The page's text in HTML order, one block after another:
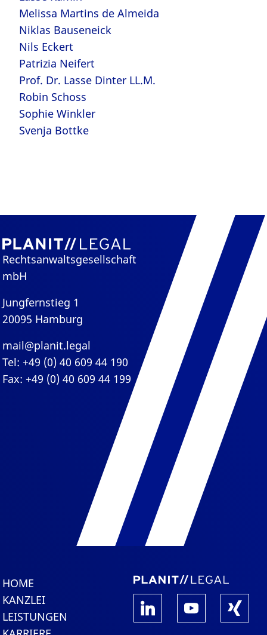
Melissa Martins de Almeida
Niklas Bauseneick
Nils Eckert
Patrizia Neifert
Prof. Dr. Lasse Dinter LL.M.
Robin Schoss
Sophie Winkler
Svenja Bottke
Rechtsanwaltsgesellschaft
mbH
Jungfernstieg 1
20095 Hamburg
mail@planit.legal
Tel: +49 (0) 40 609 44 190
Fax: +49 (0) 40 609 44 199
HOME
KANZLEI
LEISTUNGEN